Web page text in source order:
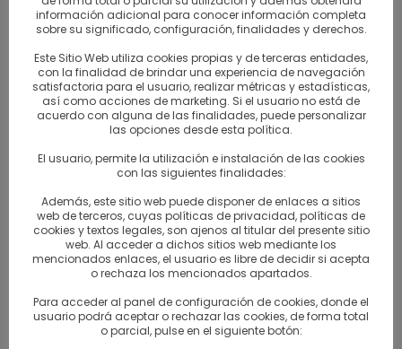
en una sala de temperatura y humedad controlada.
lo cual deja un 5% de humedad en las hojas. Por último
se llega a la clasificación de las hojas.
Con el método de CTC (triturar, cortar, enrollar) las hojas
quedan más desmenuzadas, lo que resulta ideal para las
bolsitas de té por ser la infusión más rápida y fuerte.
Se cultiva en los paises tradicionales como China, India y
Sri Lanka pero ahora tambien producen Rusia Africa y
Sudamérica.
El 98% de los tés negros vienen a parar a los países
occidentales.
información adicional para conocer información completa
sobre su significado, configuración, finalidades y derechos.
Este Sitio Web utiliza cookies propias y de terceras entidades,
con la finalidad de brindar una experiencia de navegación
satisfactoria para el usuario, realizar métricas y estadísticas,
así como acciones de marketing. Si el usuario no está de
acuerdo con alguna de las finalidades, puede personalizar
las opciones desde esta política.
El usuario, permite la utilización e instalación de las cookies
con las siguientes finalidades:
Además, este sitio web puede disponer de enlaces a sitios
web de terceros, cuyas políticas de privacidad, políticas de
cookies y textos legales, son ajenos al titular del presente sitio
web. Al acceder a dichos sitios web mediante los
mencionados enlaces, el usuario es libre de decidir si acepta
o rechaza los mencionados apartados.
Para acceder al panel de configuración de cookies, donde el
usuario podrá aceptar o rechazar las cookies, de forma total
o parcial, pulse en el siguiente botón: